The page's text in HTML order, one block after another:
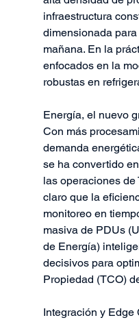
infraestructura
dimensionada
mañana. En la
enfocados en la
robustas en
Energía, el nuevo
Con más
demanda
se ha convertido
las operaciones de
claro que la
monitoreo en
masiva de PDUs
de Energía)
decisivos para
Propiedad (TCO)
Integración y Edge